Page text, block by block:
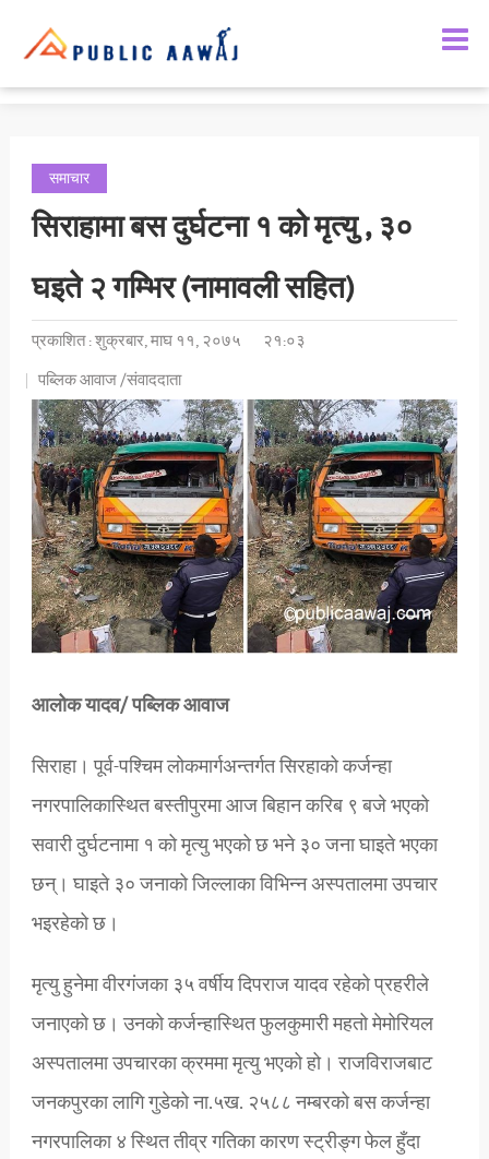
समाचार
सिराहामा बस दुर्घटना १ को मृत्यु , ३०
घइते २ गम्भिर (नामावली सहित)
प्रकाशित : शुक्रबार, माघ ११, २०७५
२१:०३
पब्लिक आवाज /संवाददाता
आलोक यादव/ पब्लिक आवाज
सिराहा। पूर्व-पश्चिम लोकमार्गअन्तर्गत सिरहाको कर्जन्हा
नगरपालिकास्थित बस्तीपुरमा आज बिहान करिब ९ बजे भएको
सवारी दुर्घटनामा १ को मृत्यु भएको छ भने ३० जना घाइते भएका
छन्। घाइते ३० जनाको जिल्लाका विभिन्न अस्पतालमा उपचार
भइरहेको छ।
मृत्यु हुनेमा वीरगंजका ३५ वर्षीय दिपराज यादव रहेको प्रहरीले
जनाएको छ। उनको कर्जन्हास्थित फुलकुमारी महतो मेमोरियल
अस्पतालमा उपचारका क्रममा मृत्यु भएको हो। राजविराजबाट
जनकपुरका लागि गुडेको ना.५ख. २५८८ नम्बरको बस कर्जन्हा
नगरपालिका ४ स्थित तीव्र गतिका कारण स्ट्रीङ्ग फेल हुँदा